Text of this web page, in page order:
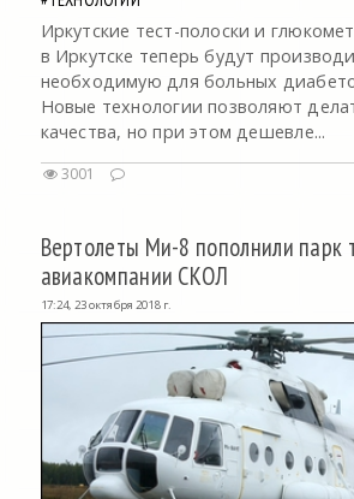
Иркутские тест-полоски и
в Иркутске теперь будут
необходимую для больных
Новые технологии позволяют
качества, но при этом дешевле...
3001
Вертолеты Ми-8 пополнили парк
авиакомпании СКОЛ
17:24, 23 октября 2018 г.